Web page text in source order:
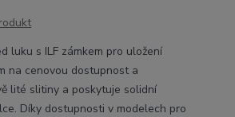
s ILF zámkem pro uložení
na cenovou dostupnost a
lité slitiny a poskytuje solidní
Díky dostupnosti v modelech pro